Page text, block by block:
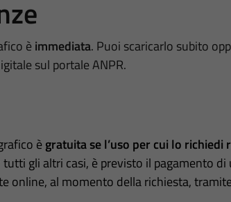
è immediata. Puoi scaricarlo subito
sul portale ANPR.
ègratuita se l’uso per cui lo
tutti gli altri casi, è previsto il pagamento di
online, al momento della richiesta,